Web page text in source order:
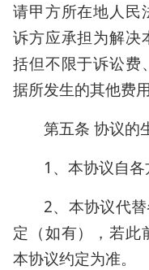
请甲方所在地人民
诉方应承担为解决
括但不限于诉讼费
据所发生的其他费用
第五条 协议的
1、本协议自各
2、本协议代
定（如有），若此
本协议约定为准。